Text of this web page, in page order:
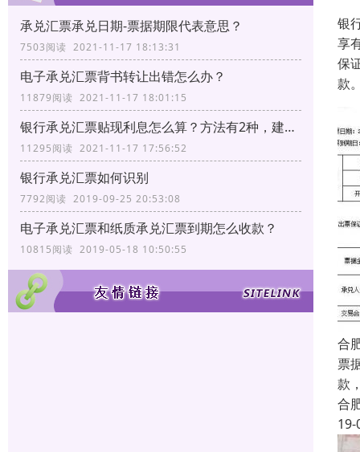
承兑汇票承兑日期-票据期限代表意思？
7503阅读 2021-11-17 18:13:31
电子承兑汇票背书转让出错怎么办？
11879阅读 2021-11-17 18:01:15
银行承兑汇票贴现利息怎么算？方法有2种，建议转发收藏
11295阅读 2021-11-17 17:56:52
银行承兑汇票如何识别
7792阅读 2019-09-25 20:53:08
电子承兑汇票和纸质承兑汇票到期怎么收款？
10815阅读 2019-05-18 10:50:55
银
享
保
款
合
票
款
合
19-